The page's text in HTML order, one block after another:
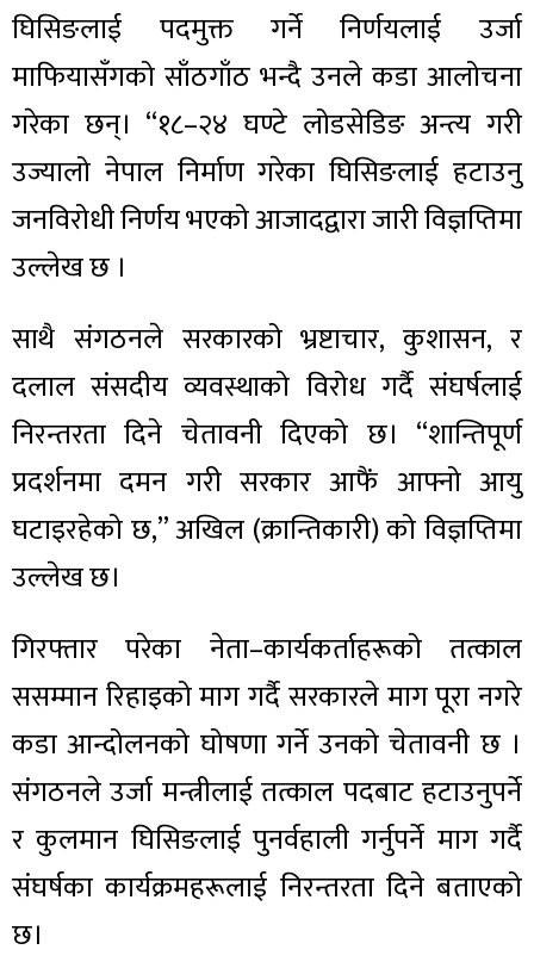
घिसिङलाई पदमुक्त गर्ने निर्णयलाई उर्जा
माफियासँगको साँठगाँठ भन्दै उनले कडा आलोचना
गरेका छन्। “१८–२४ घण्टे लोडसेडिङ अन्त्य गरी
उज्यालो नेपाल निर्माण गरेका घिसिङलाई हटाउनु
जनविरोधी निर्णय भएको आजादद्वारा जारी विज्ञप्तिमा
उल्लेख छ ।
साथै संगठनले सरकारको भ्रष्टाचार, कुशासन, र
दलाल संसदीय व्यवस्थाको विरोध गर्दै संघर्षलाई
निरन्तरता दिने चेतावनी दिएको छ। “शान्तिपूर्ण
प्रदर्शनमा दमन गरी सरकार आफैं आफ्नो आयु
घटाइरहेको छ,” अखिल (क्रान्तिकारी) को विज्ञप्तिमा
उल्लेख छ।
गिरफ्तार परेका नेता–कार्यकर्ताहरूको तत्काल
ससम्मान रिहाइको माग गर्दै सरकारले माग पूरा नगरे
कडा आन्दोलनको घोषणा गर्ने उनको चेतावनी छ ।
संगठनले उर्जा मन्त्रीलाई तत्काल पदबाट हटाउनुपर्ने
र कुलमान घिसिङलाई पुनर्वहाली गर्नुपर्ने माग गर्दै
संघर्षका कार्यक्रमहरूलाई निरन्तरता दिने बताएको
छ।